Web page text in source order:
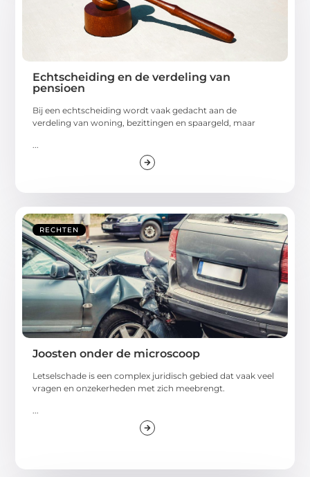
Echtscheiding en de verdeling van
pensioen
Bij een echtscheiding wordt vaak gedacht aan de
verdeling van woning, bezittingen en spaargeld, maar
...
RECHTEN
Joosten onder de microscoop
Letselschade is een complex juridisch gebied dat vaak veel
vragen en onzekerheden met zich meebrengt.
...